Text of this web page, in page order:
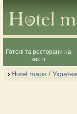
Готелі та ресторани на
карті
Hotel maps / Україна